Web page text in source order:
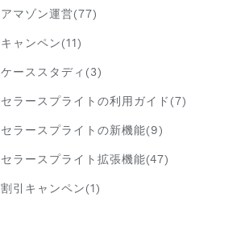
アマゾン運営(77)
キャンペン(11)
ケーススタディ(3)
セラースプライトの利用ガイド(7)
セラースプライトの新機能(9)
セラースプライト拡張機能(47)
割引キャンペン(1)